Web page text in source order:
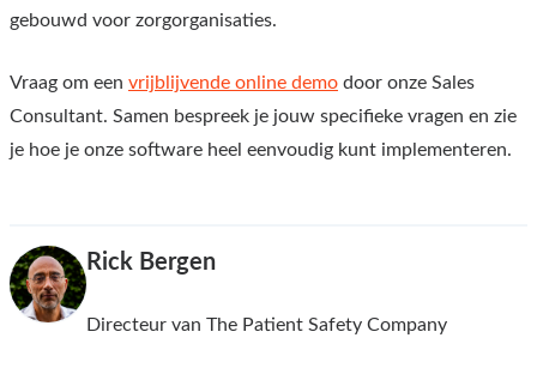
gebouwd voor zorgorganisaties.
Vraag om een vrijblijvende online demo door onze Sales
Consultant. Samen bespreek je jouw specifieke vragen en zie
je hoe je onze software heel eenvoudig kunt implementeren.
Rick Bergen
Directeur van The Patient Safety Company